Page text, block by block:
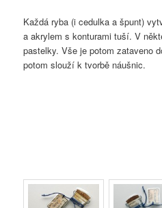
Každá ryba (i cedulka a špunt)
a akrylem s konturami tuší. V
pastelky. Vše je potom zataveno
potom slouží k tvorbě náušnic.